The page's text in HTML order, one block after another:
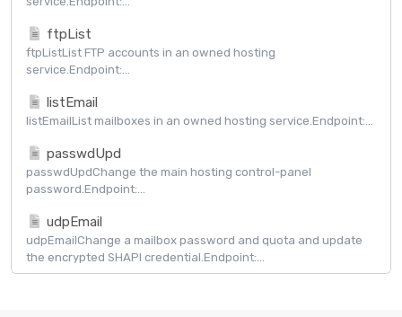
ftpList
ftpListList FTP accounts in an owned hosting
service.Endpoint:...
listEmail
listEmailList mailboxes in an owned hosting service.Endpoint:...
passwdUpd
passwdUpdChange the main hosting control-panel
password.Endpoint:...
udpEmail
udpEmailChange a mailbox password and quota and update
the encrypted SHAPI credential.Endpoint:...